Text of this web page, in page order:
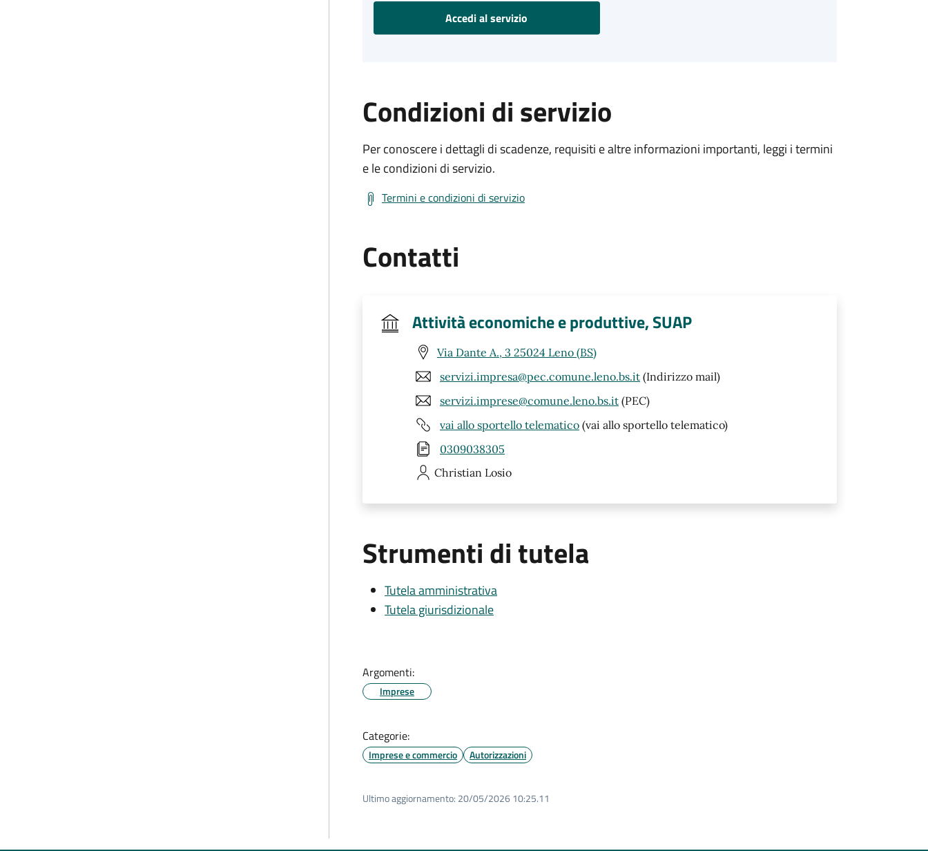
Accedi al servizio
Condizioni di servizio
Per conoscere i dettagli di scadenze, requisiti e altre informazioni importanti, leggi i termini
e le condizioni di servizio.
Termini e condizioni di servizio
Contatti
Attività economiche e produttive, SUAP
Via Dante A., 3 25024 Leno (BS)
servizi.impresa@pec.comune.leno.bs.it (Indirizzo mail)
servizi.imprese@comune.leno.bs.it (PEC)
vai allo sportello telematico (vai allo sportello telematico)
0309038305
Christian Losio
Strumenti di tutela
Tutela amministrativa
Tutela giurisdizionale
Argomenti:
Imprese
Categorie:
Imprese e commercio Autorizzazioni
Ultimo aggiornamento: 20/05/2026 10:25.11